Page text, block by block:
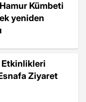
Kümbeti
yeniden
Etkinlikleri
Ziyaret